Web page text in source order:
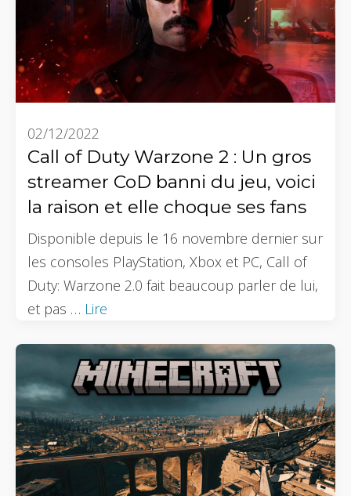
Call of Duty Warzone 2 : Un gros
streamer CoD banni du jeu, voici
la raison et elle choque ses fans
02/12/2022
Disponible depuis le 16 novembre dernier sur
les consoles PlayStation, Xbox et PC, Call of
Duty: Warzone 2.0 fait beaucoup parler de lui,
et pas … Lire